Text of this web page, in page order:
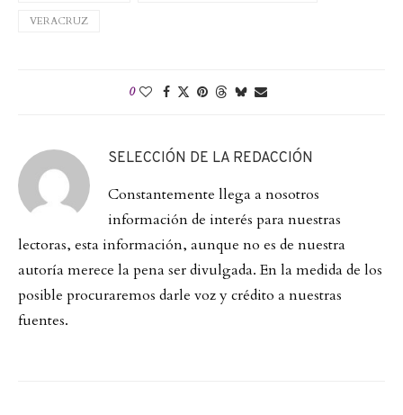
VERACRUZ
0
SELECCIÓN DE LA REDACCIÓN
Constantemente llega a nosotros
información de interés para nuestras
lectoras, esta información, aunque no es de nuestra
autoría merece la pena ser divulgada. En la medida de los
posible procuraremos darle voz y crédito a nuestras
fuentes.